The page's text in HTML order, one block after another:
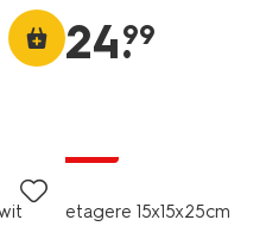
24.
99
etagere 15x15x25cm